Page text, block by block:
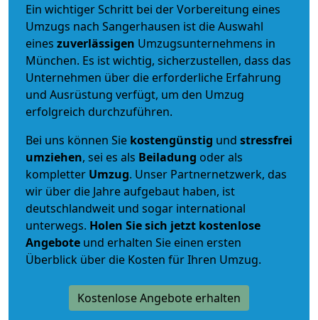
Ein wichtiger Schritt bei der Vorbereitung eines
Umzugs nach Sangerhausen ist die Auswahl
eines zuverlässigen Umzugsunternehmens in
München. Es ist wichtig, sicherzustellen, dass das
Unternehmen über die erforderliche Erfahrung
und Ausrüstung verfügt, um den Umzug
erfolgreich durchzuführen.
Bei uns können Sie kostengünstig und stressfrei
umziehen, sei es als Beiladung oder als
kompletter Umzug. Unser Partnernetzwerk, das
wir über die Jahre aufgebaut haben, ist
deutschlandweit und sogar international
unterwegs. Holen Sie sich jetzt kostenlose
Angebote und erhalten Sie einen ersten
Überblick über die Kosten für Ihren Umzug.
Kostenlose Angebote erhalten